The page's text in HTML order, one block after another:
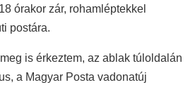
órakor zár, rohamléptekkel
postára.
is érkeztem, az ablak túloldalán
a Magyar Posta vadonatúj